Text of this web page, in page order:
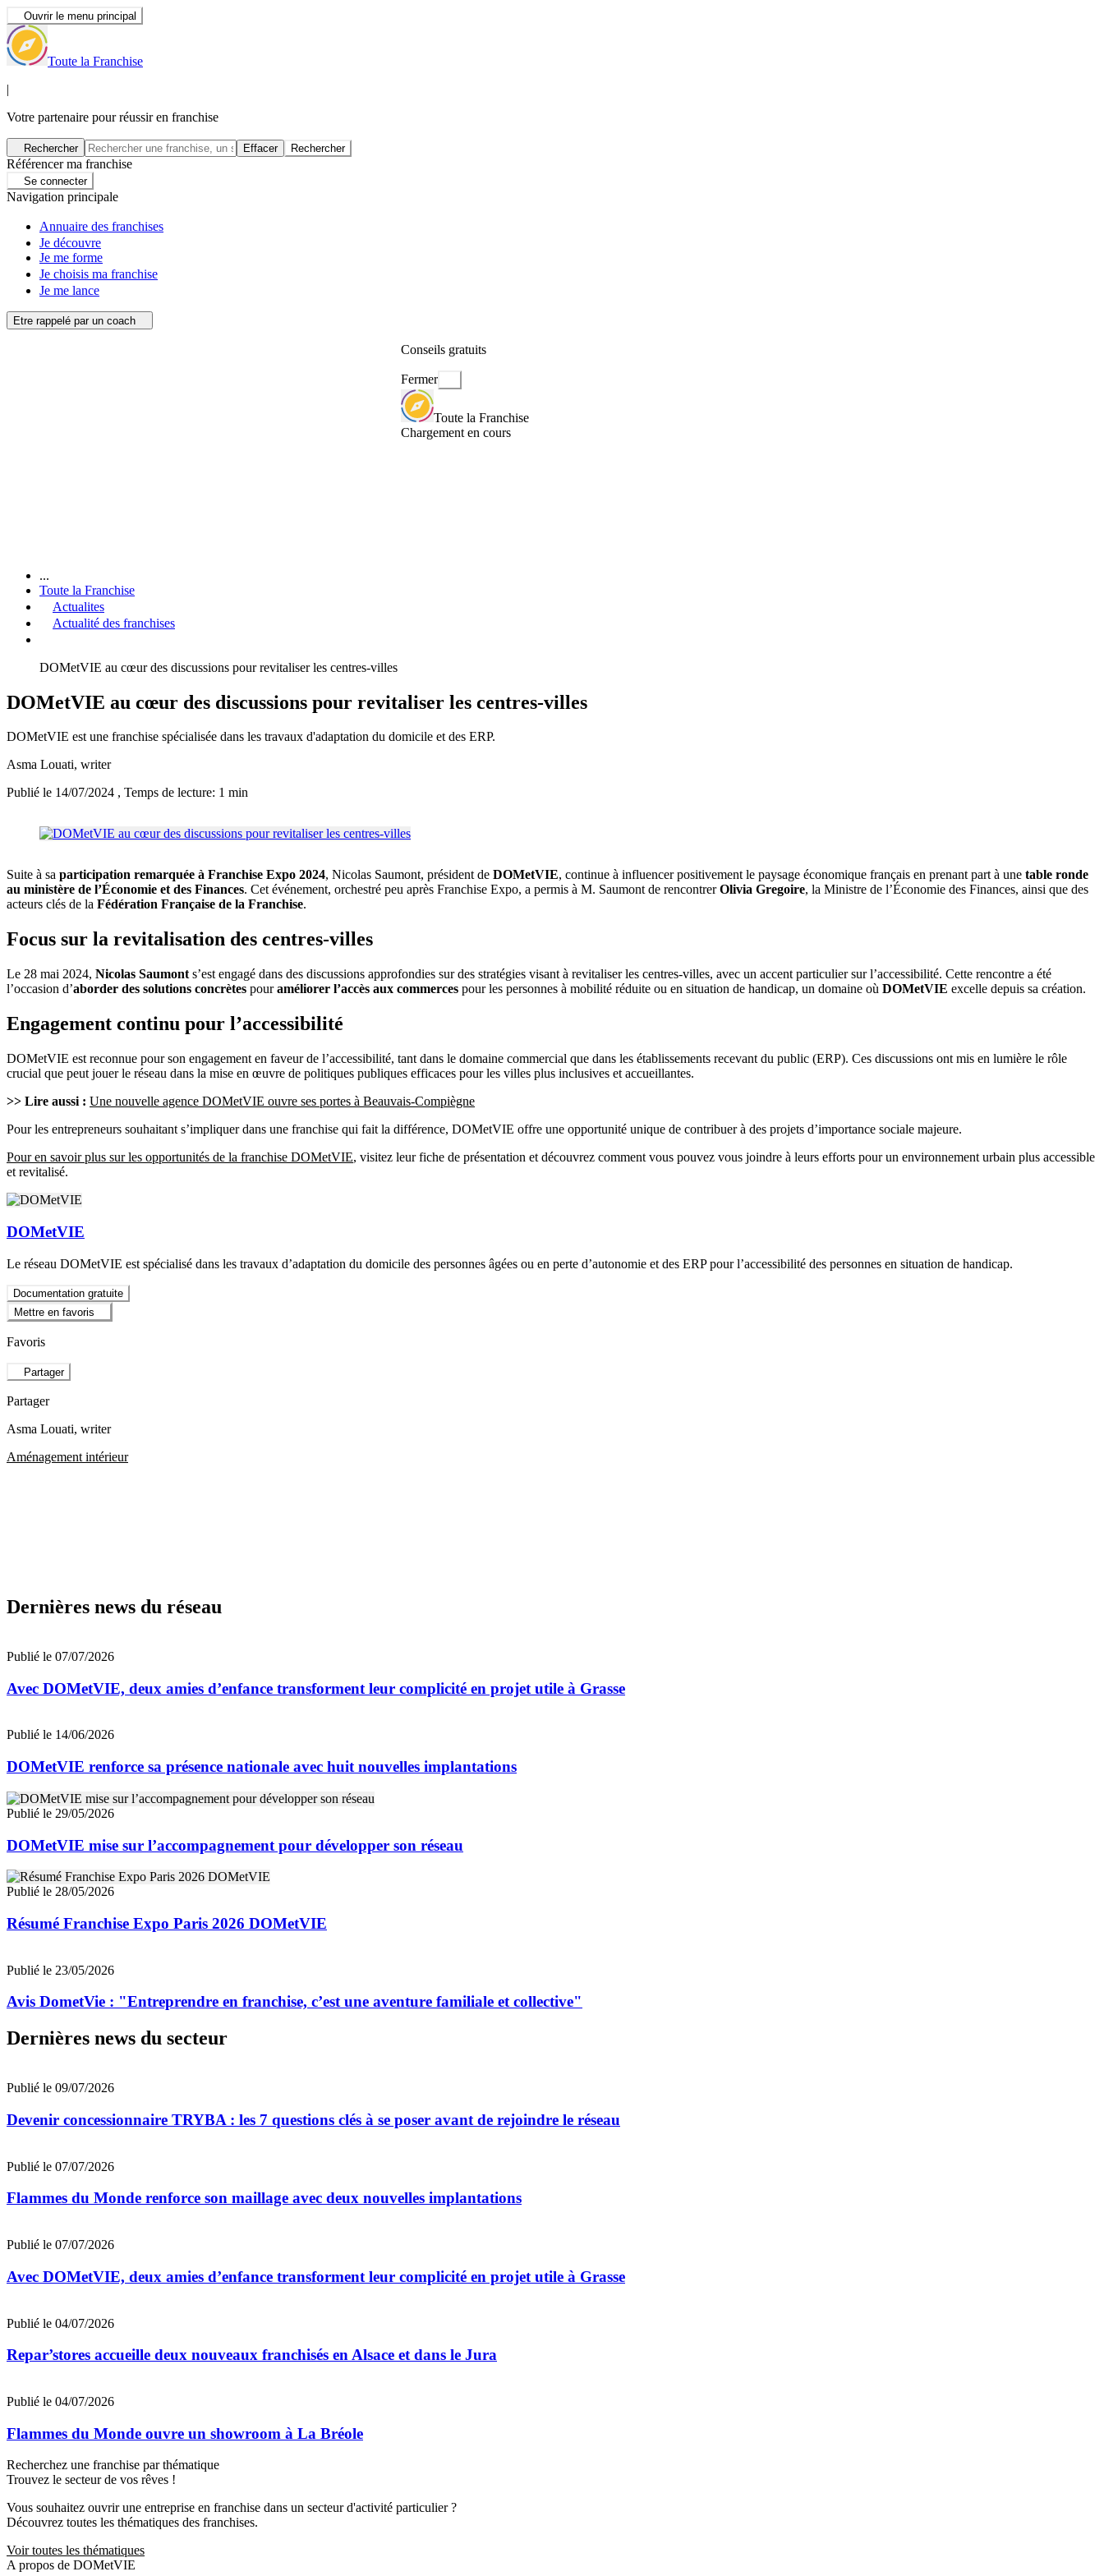
Ouvrir le menu principal
Toute la Franchise
|
Votre partenaire pour réussir en franchise
Rechercher Effacer Rechercher
Référencer ma franchise
Se connecter
Navigation principale
Annuaire des franchises
Je découvre
Je me forme
Je choisis ma franchise
Je me lance
Etre rappelé par un coach
Conseils gratuits
Fermer
Toute la Franchise
Chargement en cours
...
Toute la Franchise
Actualites
Actualité des franchises
DOMetVIE au cœur des discussions pour revitaliser les centres-villes
DOMetVIE au cœur des discussions pour revitaliser les centres-villes
DOMetVIE est une franchise spécialisée dans les travaux d'adaptation du domicile et des ERP.
Asma Louati, writer
Publié le 14/07/2024 , Temps de lecture: 1 min
Suite à sa participation remarquée à Franchise Expo 2024, Nicolas Saumont, président de DOMetVIE, continue à influencer positivement le paysage économique français en prenant part à une table ronde
au ministère de l’Économie et des Finances. Cet événement, orchestré peu après Franchise Expo, a permis à M. Saumont de rencontrerOlivia Gregoire, la Ministre de l’Économie des Finances, ainsi que des
acteurs clés de la Fédération Française de la Franchise.
Focus sur la revitalisation des centres-villes
Le 28 mai 2024, Nicolas Saumont s’est engagé dans des discussions approfondies sur des stratégies visant à revitaliser les centres-villes, avec un accent particulier sur l’accessibilité. Cette rencontre a été
l’occasion d’aborder des solutions concrètes pouraméliorer l’accès aux commerces pour les personnes à mobilité réduite ou en situation de handicap, un domaine où DOMetVIE excelle depuis sa création.
Engagement continu pour l’accessibilité
DOMetVIE est reconnue pour son engagement en faveur de l’accessibilité, tant dans le domaine commercial que dans les établissements recevant du public (ERP). Ces discussions ont mis en lumière le rôle
crucial que peut jouer le réseau dans la mise en œuvre de politiques publiques efficaces pour les villes plus inclusives et accueillantes.
>> Lire aussi : Une nouvelle agence DOMetVIE ouvre ses portes à Beauvais-Compiègne
Pour les entrepreneurs souhaitant s’impliquer dans une franchise qui fait la différence, DOMetVIE offre une opportunité unique de contribuer à des projets d’importance sociale majeure.
Pour en savoir plus sur les opportunités de la franchise DOMetVIE, visitez leur fiche de présentation et découvrez comment vous pouvez vous joindre à leurs efforts pour un environnement urbain plus accessible
et revitalisé.
DOMetVIE
Le réseau DOMetVIE est spécialisé dans les travaux d’adaptation du domicile des personnes âgées ou en perte d’autonomie et des ERP pour l’accessibilité des personnes en situation de handicap.
Documentation gratuite
Mettre en favoris
Favoris
Partager
Partager
Asma Louati, writer
Aménagement intérieur
Dernières news du réseau
Publié le 07/07/2026
Avec DOMetVIE, deux amies d’enfance transforment leur complicité en projet utile à Grasse
Publié le 14/06/2026
DOMetVIE renforce sa présence nationale avec huit nouvelles implantations
Publié le 29/05/2026
DOMetVIE mise sur l’accompagnement pour développer son réseau
Publié le 28/05/2026
Résumé Franchise Expo Paris 2026 DOMetVIE
Publié le 23/05/2026
Avis DometVie : "Entreprendre en franchise, c’est une aventure familiale et collective"
Dernières news du secteur
Publié le 09/07/2026
Devenir concessionnaire TRYBA : les 7 questions clés à se poser avant de rejoindre le réseau
Publié le 07/07/2026
Flammes du Monde renforce son maillage avec deux nouvelles implantations
Publié le 07/07/2026
Avec DOMetVIE, deux amies d’enfance transforment leur complicité en projet utile à Grasse
Publié le 04/07/2026
Repar’stores accueille deux nouveaux franchisés en Alsace et dans le Jura
Publié le 04/07/2026
Flammes du Monde ouvre un showroom à La Bréole
Recherchez une franchise par thématique
Trouvez le secteur de vos rêves !
Vous souhaitez ouvrir une entreprise en franchise dans un secteur d'activité particulier ?
Découvrez toutes les thématiques des franchises.
Voir toutes les thématiques
A propos de DOMetVIE